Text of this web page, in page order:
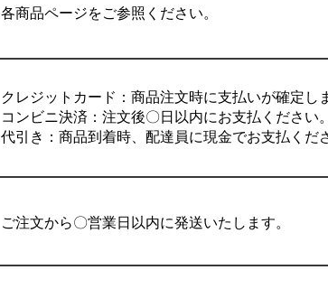
各商品ページをご参照ください。
クレジットカード：商品注文時に支払いが確定し
コンビニ決済：注文後〇日以内にお支払ください。
代引き：商品到着時、配達員に現金でお支払くだ
ご注文から〇営業日以内に発送いたします。